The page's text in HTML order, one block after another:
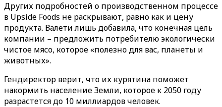
Других подробностей о производственном процессе
в Upside Foods не раскрывают, равно как и цену
продукта. Валети лишь добавила, что конечная цель
компании – предложить потребителю экологически
чистое мясо, которое «полезно для вас, планеты и
животных».
Гендиректор верит, что их курятина поможет
накормить население Земли, которое к 2050 году
разрастется до 10 миллиардов человек.